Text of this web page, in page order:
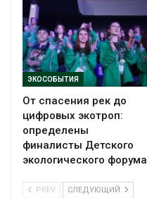
ЭКОСОБЫТИЯ
От спасения рек до
цифровых экотроп:
определены
финалисты Детского
экологического форума
PREV СЛЕДУЮЩИЙ